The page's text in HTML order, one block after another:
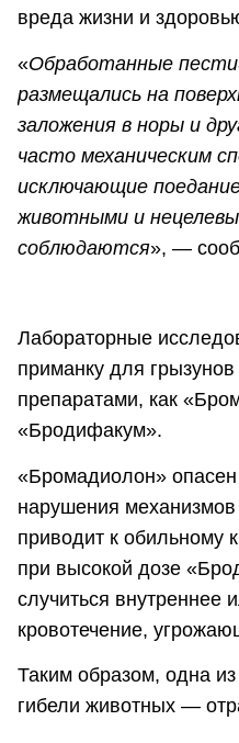
вреда жизни и
«Обработанные
размещались на
заложения в норы и
часто механическим
исключающие
животными и
соблюдаются», —
Лабораторные
приманку для
препаратами, как
«Бродифакум».
«Бромадиолон»
нарушения
приводит к обильному
при высокой дозе
случиться внутреннее
кровотечение,
Таким образом, одна
гибели животных —